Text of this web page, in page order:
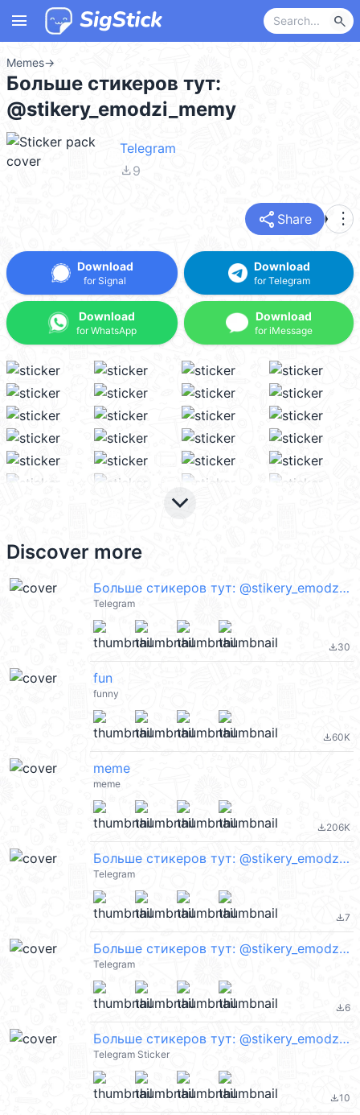
menu search
Memes→
Больше стикеров тут:
@stikery_emodzi_memy
Telegram
file_download9
share Share more_vert
Download
for Signal
Download
for WhatsApp
Download
for Telegram
Download
for iMessage
keyboard_arrow_down
Discover more
Больше стикеров тут: @stikery_emodzi_memy
Telegram
file_download30
fun
funny
file_download60K
meme
meme
file_download206K
Больше стикеров тут: @stikery_emodzi_memy
Telegram
file_download7
Больше стикеров тут: @stikery_emodzi_memy
Telegram
file_download6
Больше стикеров тут: @stikery_emodzi_memy
Telegram Sticker
file_download10